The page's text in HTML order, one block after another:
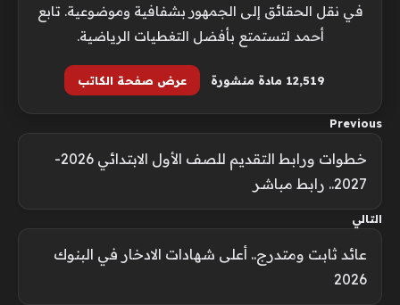
في نقل الحقائق إلى الجمهور بشفافية وموضوعية. تابع
أحمد لتستمتع بأفضل التغطيات الرياضية.
12٬519 مادة منشورة عرض صفحة الكاتب
Previous
خطوات ورابط التقديم للصف الأول الابتدائي 2026-
2027.. رابط مباشر
التالي
عائد ثابت ومتدرج.. أعلى شهادات الادخار في البنوك
2026